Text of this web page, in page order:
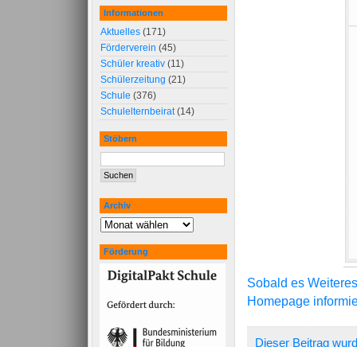
Sobald es
Homepage
Dieser Beitrag
Informationen
Aktuelles (171)
Förderverein (45)
Schüler kreativ (11)
Schülerzeitung (21)
Schule (376)
Schulelternbeirat(14)
Stöbern
Archiv
Förderung